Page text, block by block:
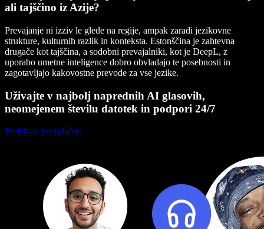
ali tajščino iz Azije?
Prevajanje ni izziv le glede na regije, ampak zaradi jezikovne
strukture, kulturnih razlik in konteksta. Estonščina je zahtevna
drugače kot tajščina, a sodobni prevajalniki, kot je DeepL, z
uporabo umetne inteligence dobro obvladajo te posebnosti in
zagotavljajo kakovostne prevode za vse jezike.
Uživajte v najbolj naprednih AI glasovih,
neomejenem številu datotek in podpori 24/7
Preizkusi brezplačno